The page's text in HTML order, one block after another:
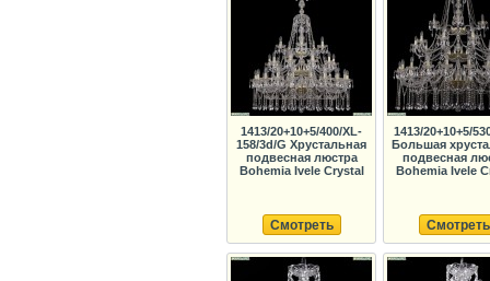
1413/20+10+5/400/XL-
158/3d/G Хрустальная
подвесная люстра
Bohemia Ivele Crystal
Смотреть
1413/20+10+5/
Большая
подвесная
Bohemia Ivele
Смотреть